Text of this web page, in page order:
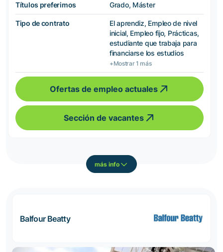
Títulos preferimos Grado, Máster
Tipo de contrato
El aprendiz, Empleo de nivel
inicial, Empleo fijo, Prácticas,
estudiante que trabaja para
financiarse los estudios
+Mostrar 1 más
Ofertas de empleo actuales
Sección de vacantes
más info
Balfour Beatty